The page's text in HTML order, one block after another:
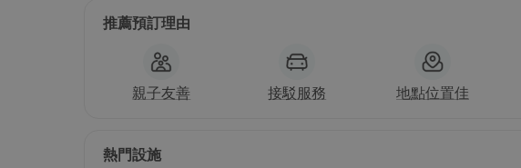
推薦預訂理由
親子友善 接駁服務 地點位置佳
熱門設施